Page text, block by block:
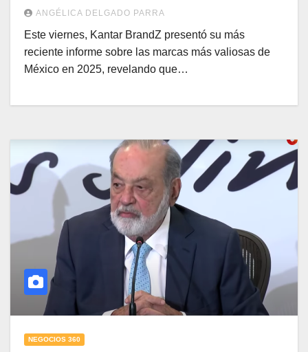
revela Kantar
ANGÉLICA DELGADO PARRA
Este viernes, Kantar BrandZ presentó su más
reciente informe sobre las marcas más valiosas de
México en 2025, revelando que…
NEGOCIOS 360